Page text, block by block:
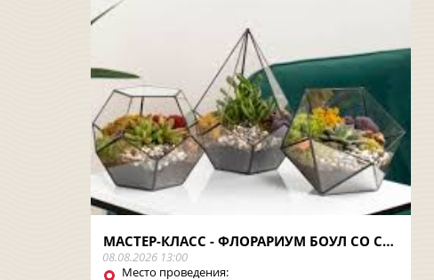
МАСТЕР-КЛАСС - ФЛОРАРИУМ БОУЛ СО СВЕТЯЩИМСЯ ВОДОЕМОМ (3Л)
08.08.2026 13:00
Место проведения: